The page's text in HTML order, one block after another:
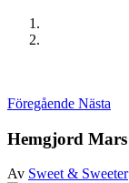
Föregående Nästa
Hemgjord Mars
Av Sweet & Sweeter